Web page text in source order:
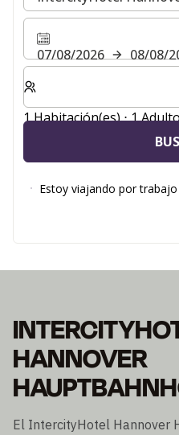
07/08/2026
08/08/
Seleccione el número de
1 Habitación(es) ⋅ 1
Estoy viajando por trabajo
HANNOVER
El IntercityHotel Hannover